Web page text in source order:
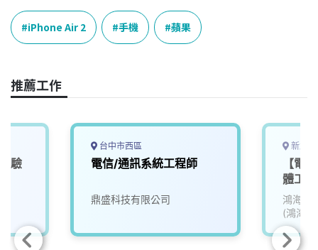
c
e
b
o
k
n
e
r
a
n
k
e
n
y
k
iPhone Air 2 手機 蘋果
推薦工作
驗
台中市西區
電信/通訊系統工程師
鼎盛科技有限公司
新北
【電
體工
鴻海精
(鴻海)